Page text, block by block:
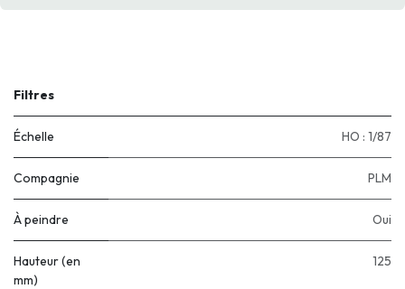
Filtres
Échelle HO : 1/87
Compagnie PLM
À peindre Oui
Hauteur (en
mm)
125